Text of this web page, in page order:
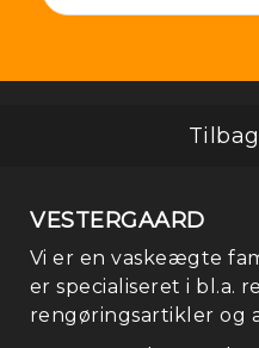
VESTERGAARD
Vi er en vaskeægte
er specialiseret i bl.a.
rengøringsartikler og